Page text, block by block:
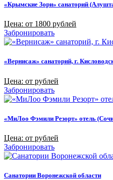
«Крымские Зори» санаторий
Цена: от 1800 рублей
Забронировать
«Вернисаж» санаторий, г.
Цена: от рублей
Забронировать
«МиЛоо Фэмили Резорт» отель
Цена: от рублей
Забронировать
Санатории Воронежской области